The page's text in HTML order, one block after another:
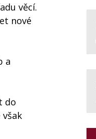
věcí.
nové
a
do